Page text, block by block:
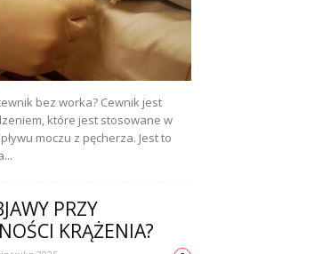
bez worka? Cewnik jest
które jest stosowane w
moczu z pęcherza. Jest to
PRZY
KRĄŻENIA?